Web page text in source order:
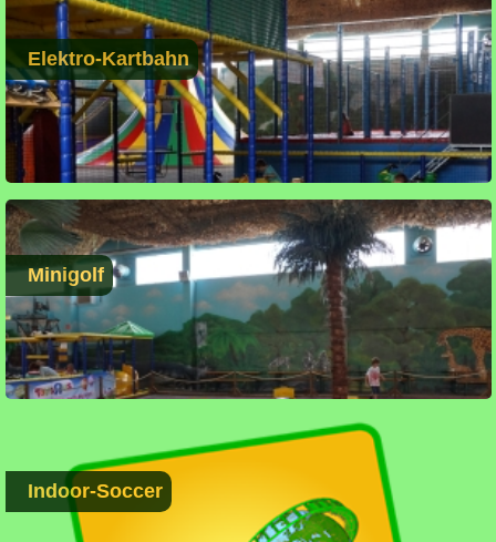
Elektro-Kartbahn
Minigolf
Indoor-Soccer